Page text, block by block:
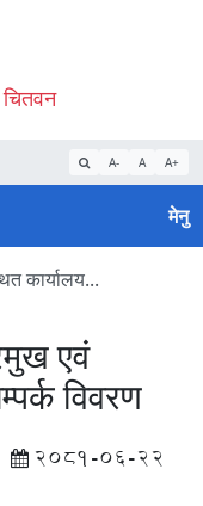
A- A A+
मेनु
कार्यालय...
एवं
विवरण
2081-06-22